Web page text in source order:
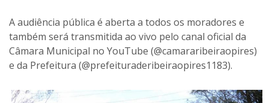
A audiência pública é aberta a todos os moradores e
também será transmitida ao vivo pelo canal oficial da
Câmara Municipal no YouTube (@camararibeiraopires)
e da Prefeitura (@prefeituraderibeiraopires1183).